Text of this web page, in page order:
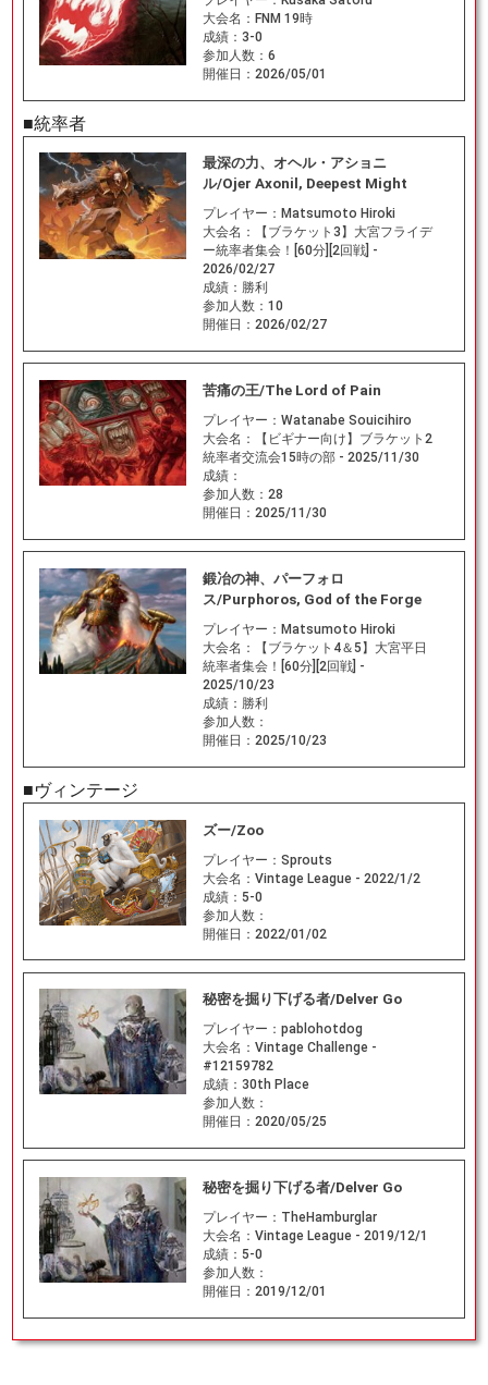
大会名： FNM 19時
成績： 3-0
参加人数： 6
開催日： 2026/05/01
■統率者
最深の力、オヘル・アショニ
ル/Ojer Axonil, Deepest Might
プレイヤー： Matsumoto Hiroki
大会名：
【ブラケット3】大宮フライデ
ー統率者集会！[60分][2回戦] -
2026/02/27
成績： 勝利
参加人数： 10
開催日： 2026/02/27
苦痛の王/The Lord of Pain
プレイヤー： Watanabe Souicihiro
大会名：
【ビギナー向け】ブラケット2
統率者交流会15時の部 - 2025/11/30
成績：
参加人数： 28
開催日： 2025/11/30
鍛冶の神、パーフォロ
ス/Purphoros, God of the Forge
プレイヤー： Matsumoto Hiroki
大会名：
【ブラケット4＆5】大宮平日
統率者集会！[60分][2回戦] -
2025/10/23
成績： 勝利
参加人数：
開催日： 2025/10/23
■ヴィンテージ
ズー/Zoo
プレイヤー： Sprouts
大会名： Vintage League - 2022/1/2
成績： 5-0
参加人数：
開催日： 2022/01/02
秘密を掘り下げる者/Delver Go
プレイヤー： pablohotdog
大会名： Vintage Challenge -
#12159782
成績： 30th Place
参加人数：
開催日： 2020/05/25
秘密を掘り下げる者/Delver Go
プレイヤー： TheHamburglar
大会名： Vintage League - 2019/12/1
成績： 5-0
参加人数：
開催日： 2019/12/01